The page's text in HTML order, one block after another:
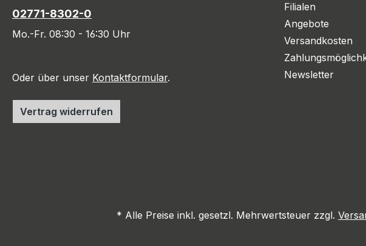
02771-8302-0
Mo.-Fr. 08:30 - 16:30 Uhr
Oder über unser Kontaktformular.
Vertrag widerrufen
Filialen
Angebote
Versandkosten
Newsletter
* Alle Preise inkl. gesetzl. Mehrwertsteuer zzgl.